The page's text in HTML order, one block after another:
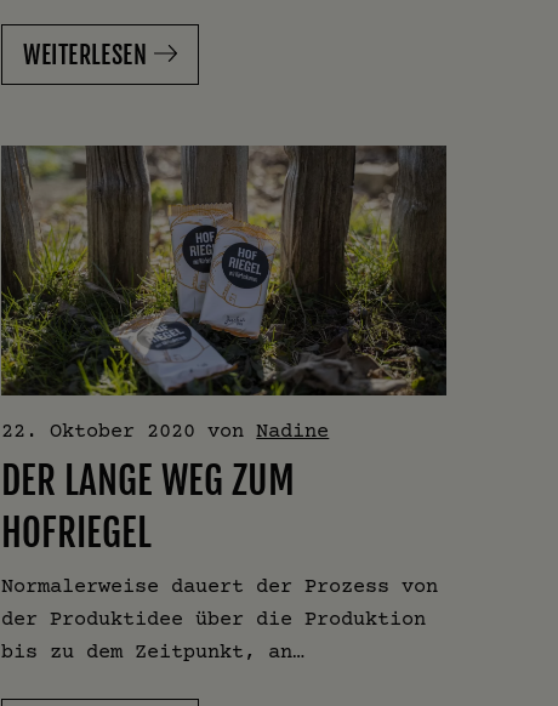
WEITERLESEN
22. Oktober 2020 vonNadine
DER LANGE WEG ZUM
HOFRIEGEL
Normalerweise dauert der Prozess von
der Produktidee über die Produktion
bis zu dem Zeitpunkt, an…